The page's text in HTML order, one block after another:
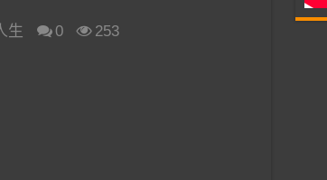
生 0
253